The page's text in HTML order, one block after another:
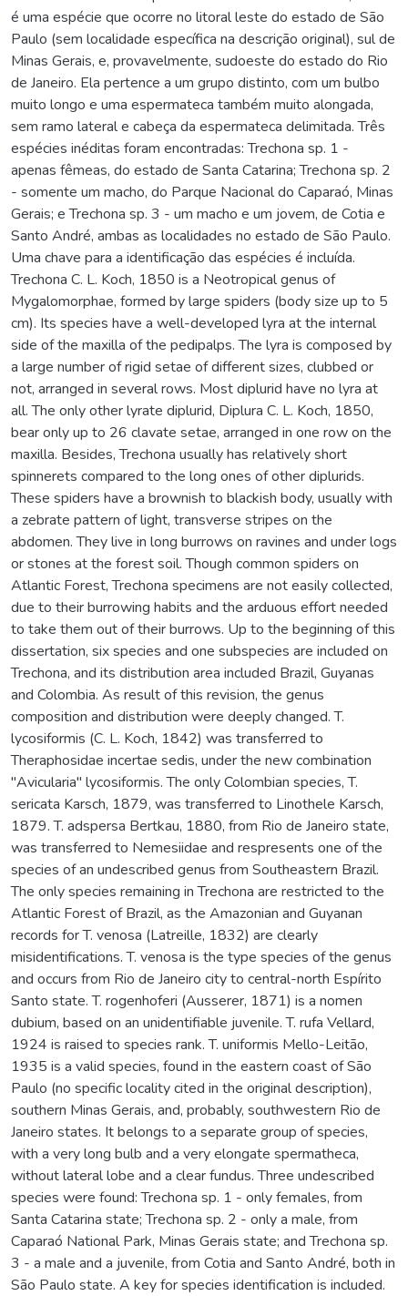
é uma espécie que ocorre no litoral leste do estado de São
Paulo (sem localidade específica na descrição original), sul de
Minas Gerais, e, provavelmente, sudoeste do estado do Rio
de Janeiro. Ela pertence a um grupo distinto, com um bulbo
muito longo e uma espermateca também muito alongada,
sem ramo lateral e cabeça da espermateca delimitada. Três
espécies inéditas foram encontradas: Trechona sp. 1 -
apenas fêmeas, do estado de Santa Catarina; Trechona sp. 2
- somente um macho, do Parque Nacional do Caparaó, Minas
Gerais; e Trechona sp. 3 - um macho e um jovem, de Cotia e
Santo André, ambas as localidades no estado de São Paulo.
Uma chave para a identificação das espécies é incluída.
Trechona C. L. Koch, 1850 is a Neotropical genus of
Mygalomorphae, formed by large spiders (body size up to 5
cm). Its species have a well-developed lyra at the internal
side of the maxilla of the pedipalps. The lyra is composed by
a large number of rigid setae of different sizes, clubbed or
not, arranged in several rows. Most diplurid have no lyra at
all. The only other lyrate diplurid, Diplura C. L. Koch, 1850,
bear only up to 26 clavate setae, arranged in one row on the
maxilla. Besides, Trechona usually has relatively short
spinnerets compared to the long ones of other diplurids.
These spiders have a brownish to blackish body, usually with
a zebrate pattern of light, transverse stripes on the
abdomen. They live in long burrows on ravines and under logs
or stones at the forest soil. Though common spiders on
Atlantic Forest, Trechona specimens are not easily collected,
due to their burrowing habits and the arduous effort needed
to take them out of their burrows. Up to the beginning of this
dissertation, six species and one subspecies are included on
Trechona, and its distribution area included Brazil, Guyanas
and Colombia. As result of this revision, the genus
composition and distribution were deeply changed. T.
lycosiformis (C. L. Koch, 1842) was transferred to
Theraphosidae incertae sedis, under the new combination
"Avicularia" lycosiformis. The only Colombian species, T.
sericata Karsch, 1879, was transferred to Linothele Karsch,
1879. T. adspersa Bertkau, 1880, from Rio de Janeiro state,
was transferred to Nemesiidae and respresents one of the
species of an undescribed genus from Southeastern Brazil.
The only species remaining in Trechona are restricted to the
Atlantic Forest of Brazil, as the Amazonian and Guyanan
records for T. venosa (Latreille, 1832) are clearly
misidentifications. T. venosa is the type species of the genus
and occurs from Rio de Janeiro city to central-north Espírito
Santo state. T. rogenhoferi (Ausserer, 1871) is a nomen
dubium, based on an unidentifiable juvenile. T. rufa Vellard,
1924 is raised to species rank. T. uniformis Mello-Leitão,
1935 is a valid species, found in the eastern coast of São
Paulo (no specific locality cited in the original description),
southern Minas Gerais, and, probably, southwestern Rio de
Janeiro states. It belongs to a separate group of species,
with a very long bulb and a very elongate spermatheca,
without lateral lobe and a clear fundus. Three undescribed
species were found: Trechona sp. 1 - only females, from
Santa Catarina state; Trechona sp. 2 - only a male, from
Caparaó National Park, Minas Gerais state; and Trechona sp.
3 - a male and a juvenile, from Cotia and Santo André, both in
São Paulo state. A key for species identification is included.